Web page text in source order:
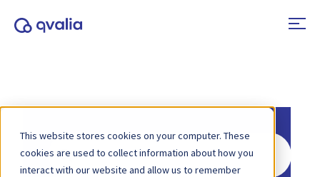
This website stores cookies on your computer. These
cookies are used to collect information about how you
interact with our website and allow us to remember
Zoeken
naar